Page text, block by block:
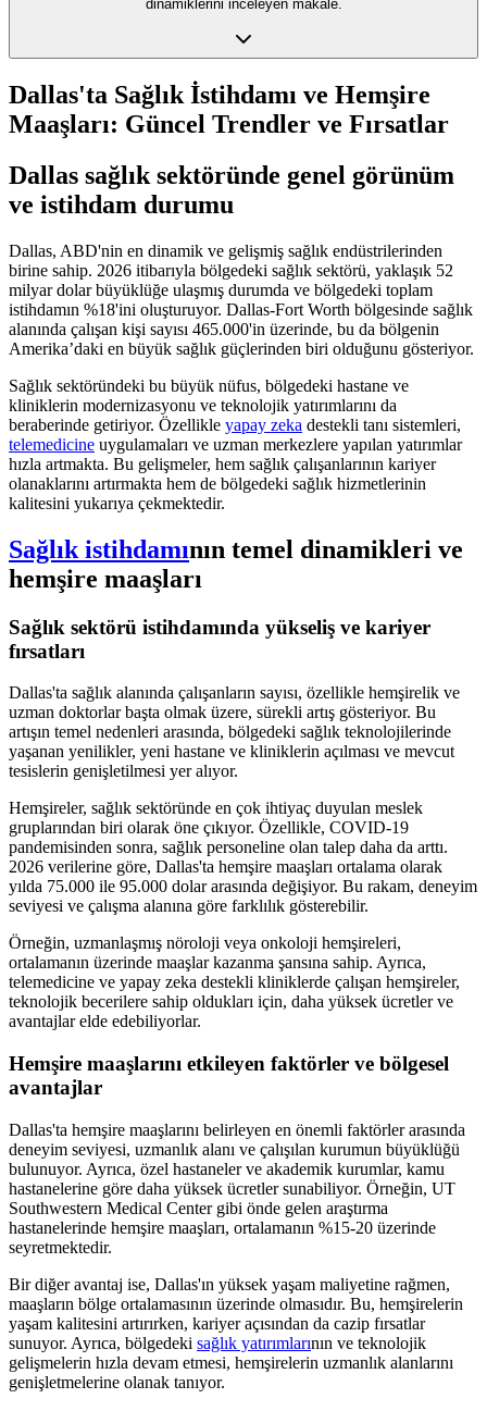
dinamiklerini inceleyen makale.
Dallas'ta Sağlık İstihdamı ve Hemşire
Maaşları: Güncel Trendler ve Fırsatlar
Dallas sağlık sektöründe genel görünüm
ve istihdam durumu
Dallas, ABD'nin en dinamik ve gelişmiş sağlık endüstrilerinden
birine sahip. 2026 itibarıyla bölgedeki sağlık sektörü, yaklaşık 52
milyar dolar büyüklüğe ulaşmış durumda ve bölgedeki toplam
istihdamın %18'ini oluşturuyor. Dallas-Fort Worth bölgesinde sağlık
alanında çalışan kişi sayısı 465.000'in üzerinde, bu da bölgenin
Amerika’daki en büyük sağlık güçlerinden biri olduğunu gösteriyor.
Sağlık sektöründeki bu büyük nüfus, bölgedeki hastane ve
kliniklerin modernizasyonu ve teknolojik yatırımlarını da
beraberinde getiriyor. Özellikle yapay zeka destekli tanı sistemleri,
telemedicine uygulamaları ve uzman merkezlere yapılan yatırımlar
hızla artmakta. Bu gelişmeler, hem sağlık çalışanlarının kariyer
olanaklarını artırmakta hem de bölgedeki sağlık hizmetlerinin
kalitesini yukarıya çekmektedir.
Sağlık istihdamının temel dinamikleri ve
hemşire maaşları
Sağlık sektörü istihdamında yükseliş ve kariyer
fırsatları
Dallas'ta sağlık alanında çalışanların sayısı, özellikle hemşirelik ve
uzman doktorlar başta olmak üzere, sürekli artış gösteriyor. Bu
artışın temel nedenleri arasında, bölgedeki sağlık teknolojilerinde
yaşanan yenilikler, yeni hastane ve kliniklerin açılması ve mevcut
tesislerin genişletilmesi yer alıyor.
Hemşireler, sağlık sektöründe en çok ihtiyaç duyulan meslek
gruplarından biri olarak öne çıkıyor. Özellikle, COVID-19
pandemisinden sonra, sağlık personeline olan talep daha da arttı.
2026 verilerine göre, Dallas'ta hemşire maaşları ortalama olarak
yılda 75.000 ile 95.000 dolar arasında değişiyor. Bu rakam, deneyim
seviyesi ve çalışma alanına göre farklılık gösterebilir.
Örneğin, uzmanlaşmış nöroloji veya onkoloji hemşireleri,
ortalamanın üzerinde maaşlar kazanma şansına sahip. Ayrıca,
telemedicine ve yapay zeka destekli kliniklerde çalışan hemşireler,
teknolojik becerilere sahip oldukları için, daha yüksek ücretler ve
avantajlar elde edebiliyorlar.
Hemşire maaşlarını etkileyen faktörler ve bölgesel
avantajlar
Dallas'ta hemşire maaşlarını belirleyen en önemli faktörler arasında
deneyim seviyesi, uzmanlık alanı ve çalışılan kurumun büyüklüğü
bulunuyor. Ayrıca, özel hastaneler ve akademik kurumlar, kamu
hastanelerine göre daha yüksek ücretler sunabiliyor. Örneğin, UT
Southwestern Medical Center gibi önde gelen araştırma
hastanelerinde hemşire maaşları, ortalamanın %15-20 üzerinde
seyretmektedir.
Bir diğer avantaj ise, Dallas'ın yüksek yaşam maliyetine rağmen,
maaşların bölge ortalamasının üzerinde olmasıdır. Bu, hemşirelerin
yaşam kalitesini artırırken, kariyer açısından da cazip fırsatlar
sunuyor. Ayrıca, bölgedeki sağlık yatırımlarının ve teknolojik
gelişmelerin hızla devam etmesi, hemşirelerin uzmanlık alanlarını
genişletmelerine olanak tanıyor.